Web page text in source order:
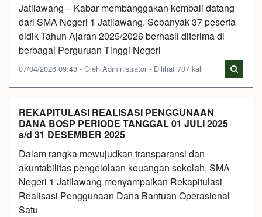
Jatilawang – Kabar membanggakan kembali datang
dari SMA Negeri 1 Jatilawang. Sebanyak 37 peserta
didik Tahun Ajaran 2025/2026 berhasil diterima di
berbagai Perguruan Tinggi Negeri
07/04/2026 09:43 - Oleh Administrator - Dilihat 707 kali
REKAPITULASI REALISASI PENGGUNAAN
DANA BOSP PERIODE TANGGAL 01 JULI 2025
s/d 31 DESEMBER 2025
Dalam rangka mewujudkan transparansi dan
akuntabilitas pengelolaan keuangan sekolah, SMA
Negeri 1 Jatilawang menyampaikan Rekapitulasi
Realisasi Penggunaan Dana Bantuan Operasional
Satu